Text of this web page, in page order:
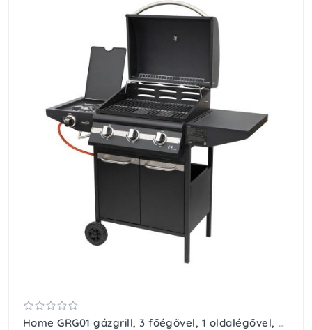
Home GRG01 gázgrill, 3 főégővel, 1 oldalégővel, 3,2 kW teljesítmény égőnként, nyomásszabályozó készlettel